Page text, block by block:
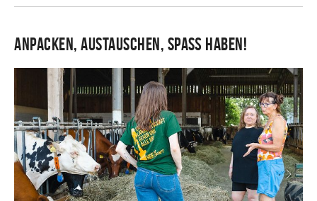
Anpacken, austauschen, Spaß haben!
Zurück